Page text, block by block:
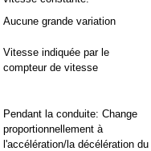
Aucune grande variation
Vitesse indiquée par le
compteur de vitesse
Pendant la conduite: Change
proportionnellement à
l'accélération/la décélération du